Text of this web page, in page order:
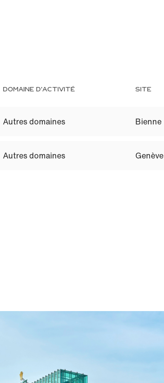
DOMAINE D'ACTIVITÉ SITE
Autres domaines Bienne
Autres domaines Genève